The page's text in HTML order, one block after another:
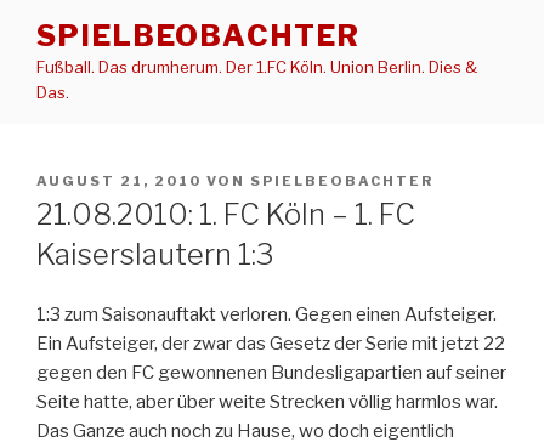
Inhalt
springen
SPIELBEOBACHTER
Fußball. Das drumherum. Der 1.FC Köln. Union Berlin. Dies &
Das.
VERÖFFENTLICHT
AM
AUGUST 21, 2010 VON SPIELBEOBACHTER
21.08.2010: 1. FC Köln – 1. FC
Kaiserslautern 1:3
1:3 zum Saisonauftakt verloren. Gegen einen Aufsteiger.
Ein Aufsteiger, der zwar das Gesetz der Serie mit jetzt 22
gegen den FC gewonnenen Bundesligapartien auf seiner
Seite hatte, aber über weite Strecken völlig harmlos war.
Das Ganze auch noch zu Hause, wo doch eigentlich